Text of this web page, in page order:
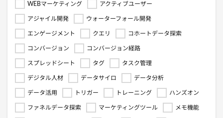
WEBマーケティング アクティブユーザー
アジャイル開発 ウォーターフォール開発
エンゲージメント クエリ コホートデータ探索
コンバージョン コンバージョン経路
スプレッドシート タグ タスク管理
デジタル人材 データサイロ データ分析
データ活用 トリガー トレーニング ハンズオン
ファネルデータ探索 マーケティングツール メモ機能